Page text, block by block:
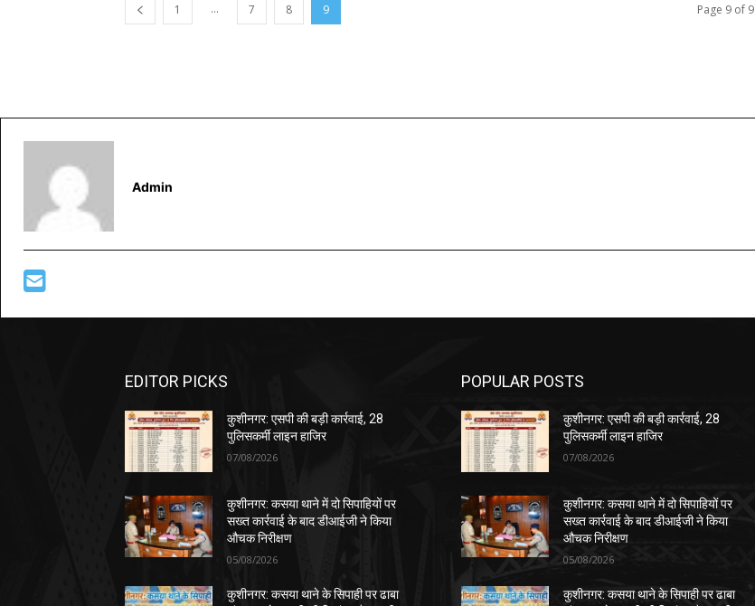
1 ... 7 8 9 Page 9 of 9
Admin
EDITOR PICKS
कुशीनगर: एसपी की बड़ी कार्रवाई, 28
पुलिसकर्मी लाइन हाजिर
07/08/2026
कुशीनगर: कसया थाने में दो सिपाहियों पर
सख्त कार्रवाई के बाद डीआईजी ने किया
औचक निरीक्षण
05/08/2026
कुशीनगर: कसया थाने के सिपाही पर ढाबा
POPULAR POSTS
कुशीनगर: एसपी की बड़ी कार्रवाई, 28
पुलिसकर्मी लाइन हाजिर
07/08/2026
कुशीनगर: कसया थाने में दो सिपाहियों पर
सख्त कार्रवाई के बाद डीआईजी ने किया
औचक निरीक्षण
05/08/2026
कुशीनगर: कसया थाने के सिपाही पर ढाबा